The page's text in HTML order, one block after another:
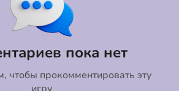
пока нет
чтобы прокомментировать эту
игру
Коментировать